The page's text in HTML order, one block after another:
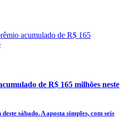
de R$ 165 milhões neste
sábado. A aposta simples, com seis